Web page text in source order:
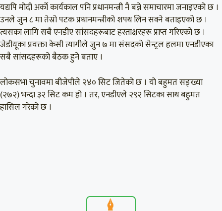
यद्यपि मोदी अर्को कार्यकाल पनि प्रधानमन्त्री नै बन्ने समाचारमा जनाइएको छ ।
उनले जुन ८ मा तेस्रो पटक प्रधानमन्त्रीको शपथ लिन सक्ने बताइएको छ ।
त्यसका लागि सबै एनडीए सांसदहरूबाट हस्ताक्षरहरू प्राप्त गरिएको छ ।
जेडीयूका प्रवक्ता केसी त्यागीले जुन ७ मा संसदको सेन्ट्रल हलमा एनडीएका
सबै सांसदहरूको बैठक हुने बताए ।
लोकसभा चुनावमा बीजेपीले २४० सिट जितेको छ । यो बहुमत सङ्ख्या
(२७२) भन्दा ३२ सिट कम हो । तर, एनडीएले २९२ सिटका साथ बहुमत
हासिल गरेको छ ।